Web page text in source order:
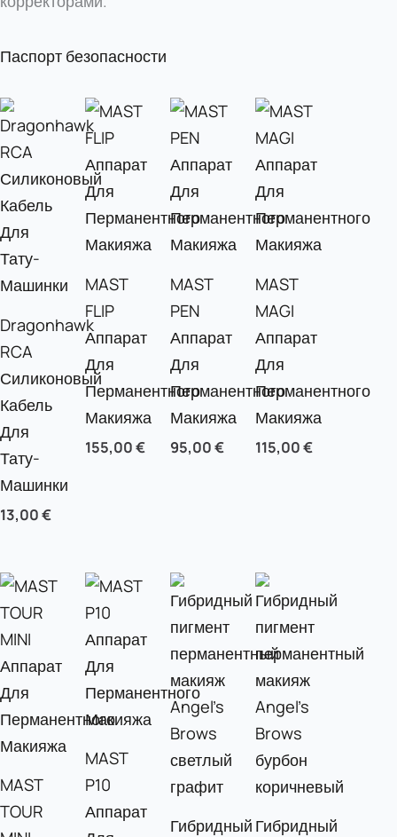
Паспорт безопасности
Dragonhawk
RCA
Силиконовый
Кабель
Для
Тату-
Машинки
13,00€
MAST
FLIP
Аппарат
Для
Перманентного
Макияжа
155,00€
MAST
PEN
Аппарат
Для
Перманентного
Макияжа
95,00€
MAST
MAGI
Аппарат
Для
Перманентного
Макияжа
115,00€
MAST
TOUR
MAST
P10
Аппарат
Гибридный Гибридный